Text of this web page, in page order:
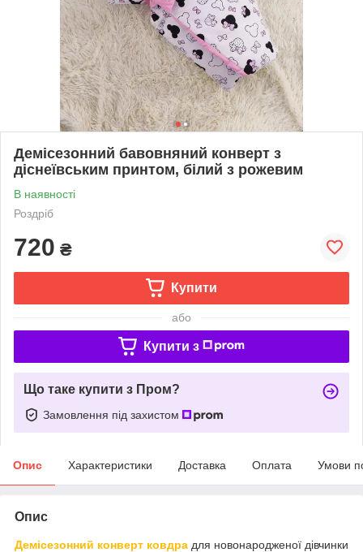
Демісезонний бавовняний конверт з
діснеївським принтом, білий з рожевим
В наявності
Роздріб
720 ₴
Купити
або
Купити з
Що таке купити з Пром?
Замовлення під захистом
Опис Характеристики Доставка Оплата Умови
Опис
Демісезонний конверт ковдра для новонародженої дівчинки